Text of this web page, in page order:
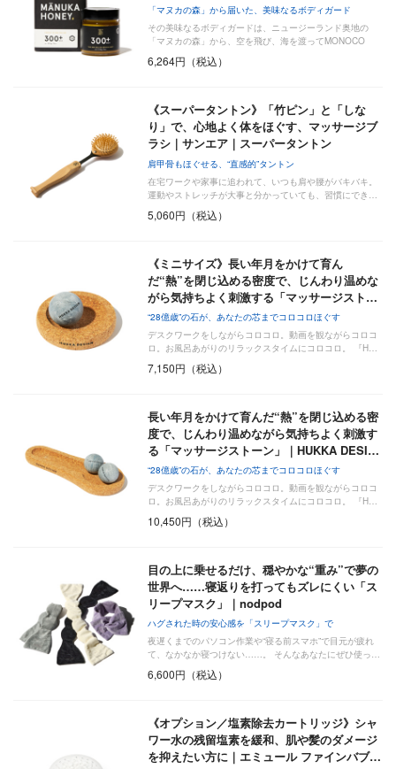
「マヌカの森」から届いた、美味なるボディガード
その美味なるボディガードは、ニュージーランド奥地の
「マヌカの森」から、空を飛び、海を渡ってMONOCO
6,264円（税込）
《スーパータントン》「竹ピン」と「しな
り」で、心地よく体をほぐす、マッサージブ
ラシ｜サンエア｜スーパータントン
肩甲骨もほぐせる、“直感的”タントン
在宅ワークや家事に追われて、いつも肩や腰がバキバキ。
運動やストレッチが大事と分かっていても、習慣にでき…
5,060円（税込）
《ミニサイズ》長い年月をかけて育ん
だ“熱”を閉じ込める密度で、じんわり温めな
がら気持ちよく刺激する「マッサージスト…
“28億歳”の石が、あなたの芯までコロコロほぐす
デスクワークをしながらコロコロ。動画を観ながらコロコ
ロ。お風呂あがりのリラックスタイムにコロコロ。 『H…
7,150円（税込）
長い年月をかけて育んだ“熱”を閉じ込める密
度で、じんわり温めながら気持ちよく刺激す
る「マッサージストーン」｜HUKKA DESI…
“28億歳”の石が、あなたの芯までコロコロほぐす
デスクワークをしながらコロコロ。動画を観ながらコロコ
ロ。お風呂あがりのリラックスタイムにコロコロ。 『H…
10,450円（税込）
目の上に乗せるだけ、穏やかな“重み”で夢の
世界へ……寝返りを打ってもズレにくい「ス
リープマスク」｜nodpod
ハグされた時の安心感を「スリープマスク」で
夜遅くまでのパソコン作業や“寝る前スマホ”で目元が疲れ
て、なかなか寝つけない……。 そんなあなたにぜひ使っ…
6,600円（税込）
《オプション／塩素除去カートリッジ》シャ
ワー水の残留塩素を緩和、肌や髪のダメージ
を抑えたい方に｜エミュール ファインバブ…